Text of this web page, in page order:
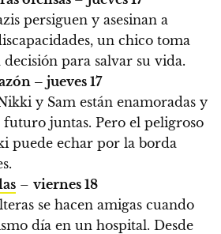
persiguen y asesinan a
un chico toma
para salvar su vida.
– jueves 17
y Sam están enamoradas y
futuro juntas. Pero el peligroso
puede echar por la borda
– viernes 18
se hacen amigas cuando
día en un hospital. Desde